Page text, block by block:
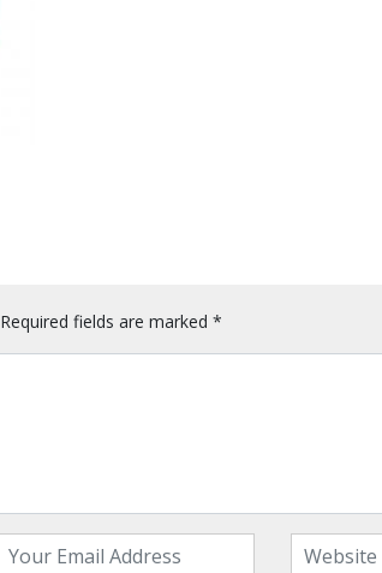
Required fields are marked *